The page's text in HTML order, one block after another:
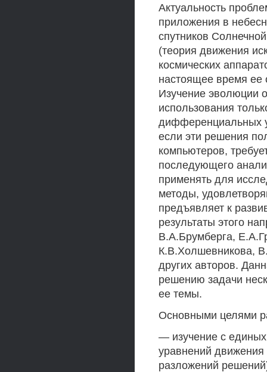
Актуальность
приложения в
спутников
(теория движения
космических
настоящее время ее
Изучение эволюции
использования
дифференциальных
если эти решения
компьютеров,
последующего
применять для
методы,
предъявляет к
результаты этого
В.А.Брумберга,
К.В.Холшевникова,
других авторов.
решению задачи
ее темы.
Основными целями
— изучение с единых
уравнений
разложений